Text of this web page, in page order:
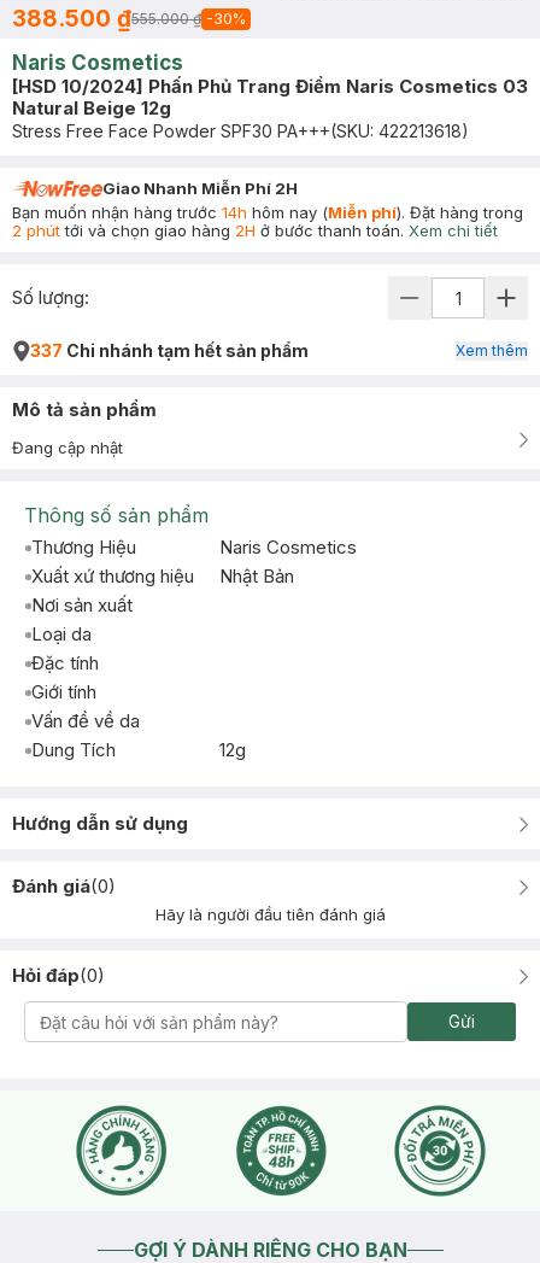
388.500 ₫555.000 ₫ -30%
Naris Cosmetics
[HSD 10/2024] Phấn Phủ Trang Điểm Naris Cosmetics 03
Natural Beige 12g
Stress Free Face Powder SPF30 PA+++(SKU: 422213618)
Giao Nhanh Miễn Phí 2H
Bạn muốn nhận hàng trước 14h hôm nay (Miễn phí). Đặt hàng trong
2 phúttới và chọn giao hàng 2H ở bước thanh toán. Xem chi tiết
Số lượng:
337 Chi nhánh tạm hết sản phẩm Xem thêm
Mô tả sản phẩm
Đang cập nhật
Thông số sản phẩm
Thương Hiệu
Naris Cosmetics
Xuất xứ thương hiệu
Nhật Bản
Nơi sản xuất
Loại da
Đặc tính
Giới tính
Vấn đề về da
Dung Tích
12g
Hướng dẫn sử dụng
Đánh giá(0)
Hãy là người đầu tiên đánh giá
Hỏi đáp(0)
Gửi
GỢI Ý DÀNH RIÊNG CHO BẠN